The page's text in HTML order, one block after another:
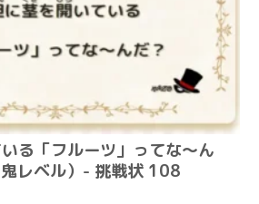
る「フルーツ」ってな～ん
レベル）- 挑戦状 108